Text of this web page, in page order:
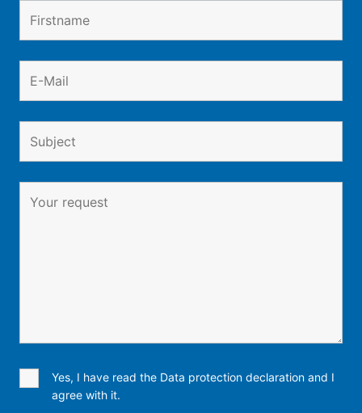
Yes, I have read the Data protection declaration and I
agree with it.